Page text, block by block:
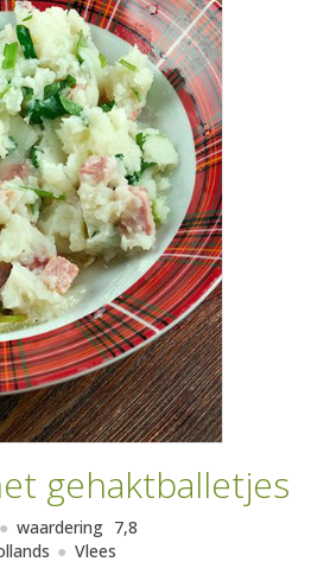
gehaktballetjes
waardering 7,8
Vlees